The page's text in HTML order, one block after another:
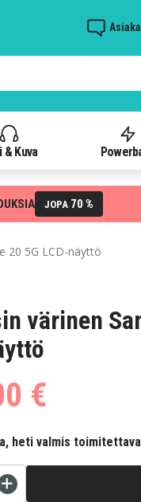
& Kuva
JOPA 70 %
20 5G LCD-näyttö
värinen
€
heti valmis